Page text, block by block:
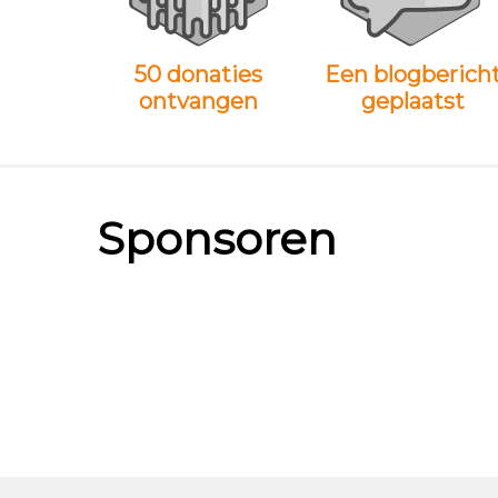
50 donaties
ontvangen
Een
geplaatst
Sponsoren